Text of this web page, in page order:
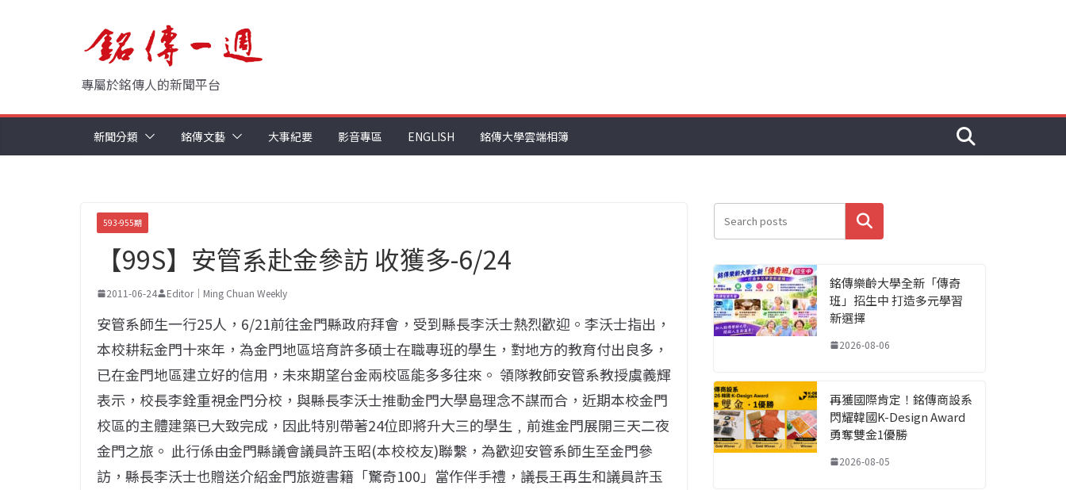
專屬於銘傳人的新聞平台
新聞分類 銘傳文藝 大事紀要 影音專區 ENGLISH 銘傳大學雲端相簿
593-955期
【99S】安管系赴金參訪 收獲多-6/24
2011-06-24 Editor｜Ming Chuan Weekly
安管系師生一行25人，6/21前往金門縣政府拜會，受到縣長李沃士熱烈歡迎。李沃士指出，
本校耕耘金門十來年，為金門地區培育許多碩士在職專班的學生，對地方的教育付出良多，
已在金門地區建立好的信用，未來期望台金兩校區能多多往來。 領隊教師安管系教授虞義輝
表示，校長李銓重視金門分校，與縣長李沃士推動金門大學島理念不謀而合，近期本校金門
校區的主體建築已大致完成，因此特別帶著24位即將升大三的學生﹐前進金門展開三天二夜
金門之旅。 此行係由金門縣議會議員許玉昭(本校校友)聯繫，為歡迎安管系師生至金門參
訪，縣長李沃士也贈送介紹金門旅遊書籍「驚奇100」當作伴手禮，議長王再生和議員許玉
搜尋
銘傳樂齡大學全新「傳奇
班」招生中 打造多元學習
新選擇
2026-08-06
再獲國際肯定！銘傳商設系
閃耀韓國K-Design Award
勇奪雙金1優勝
2026-08-05